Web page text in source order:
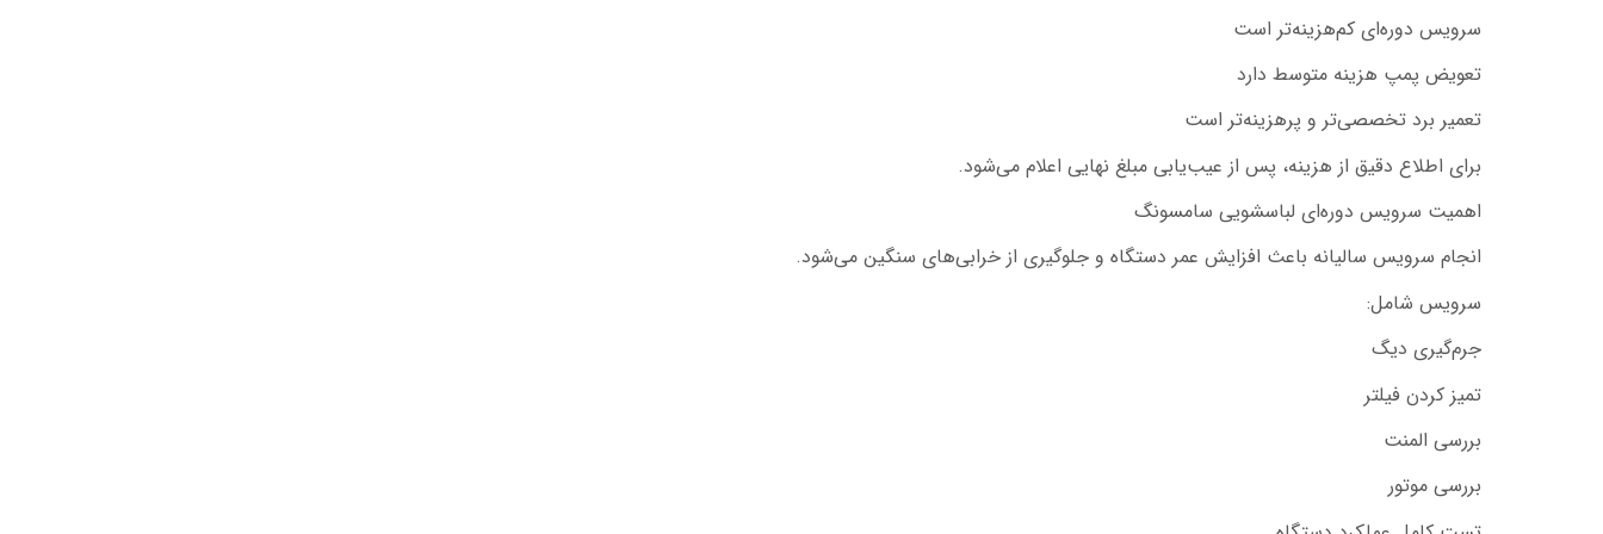
سرویس دوره‌ای کم‌هزینه‌تر است
تعویض پمپ هزینه متوسط دارد
تعمیر برد تخصصی‌تر و پرهزینه‌تر است
برای اطلاع دقیق از هزینه، پس از عیب‌یابی مبلغ نهایی اعلام می‌شود.
اهمیت سرویس دوره‌ای لباسشویی سامسونگ
انجام سرویس سالیانه باعث افزایش عمر دستگاه و جلوگیری از خرابی‌های سنگین می‌شود.
سرویس شامل:
جرم‌گیری دیگ
تمیز کردن فیلتر
بررسی المنت
بررسی موتور